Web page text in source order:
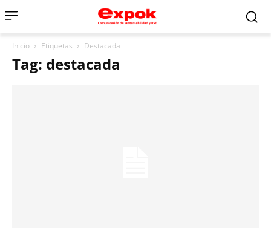
Inicio Etiquetas Destacada
Tag: destacada